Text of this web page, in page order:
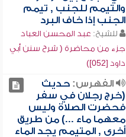
والتيمم للجنب , تيمم
الجنب إذا خاف البرد
للشيخ: عبد المحسن العباد
جزء من محاضرة ( شرح سنن أبي
داود [052])
الفهرس:حديث
(خرج رجلان في سفر
فحضرت الصلاة وليس
معهما ماء ...) من طريق
أخرى , المتيمم يجد الماء